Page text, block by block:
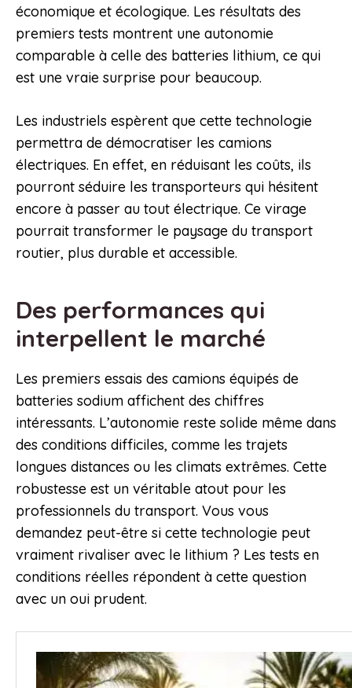
économique et écologique. Les résultats des
premiers tests montrent une autonomie
comparable à celle des batteries lithium, ce qui
est une vraie surprise pour beaucoup.
Les industriels espèrent que cette technologie
permettra de démocratiser les camions
électriques. En effet, en réduisant les coûts, ils
pourront séduire les transporteurs qui hésitent
encore à passer au tout électrique. Ce virage
pourrait transformer le paysage du transport
routier, plus durable et accessible.
Des performances qui
interpellent le marché
Les premiers essais des camions équipés de
batteries sodium affichent des chiffres
intéressants. L’autonomie reste solide même dans
des conditions difficiles, comme les trajets
longues distances ou les climats extrêmes. Cette
robustesse est un véritable atout pour les
professionnels du transport. Vous vous
demandez peut-être si cette technologie peut
vraiment rivaliser avec le lithium ? Les tests en
conditions réelles répondent à cette question
avec un oui prudent.